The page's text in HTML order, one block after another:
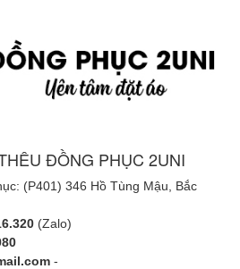
ĐỒNG PHỤC 2UNI
(P401) 346 Hồ Tùng Mậu, Bắc
(Zalo)
-